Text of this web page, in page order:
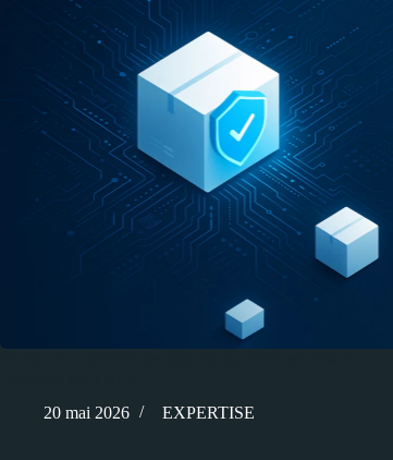
20 mai 2026
EXPERTISE